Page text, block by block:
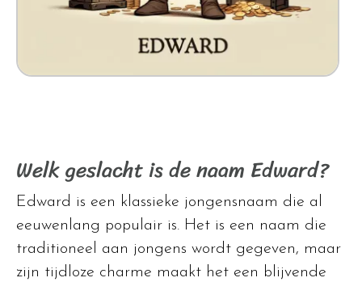
Welk geslacht is de naam Edward?
Edward is een klassieke jongensnaam die al
eeuwenlang populair is. Het is een naam die
traditioneel aan jongens wordt gegeven, maar
zijn tijdloze charme maakt het een blijvende